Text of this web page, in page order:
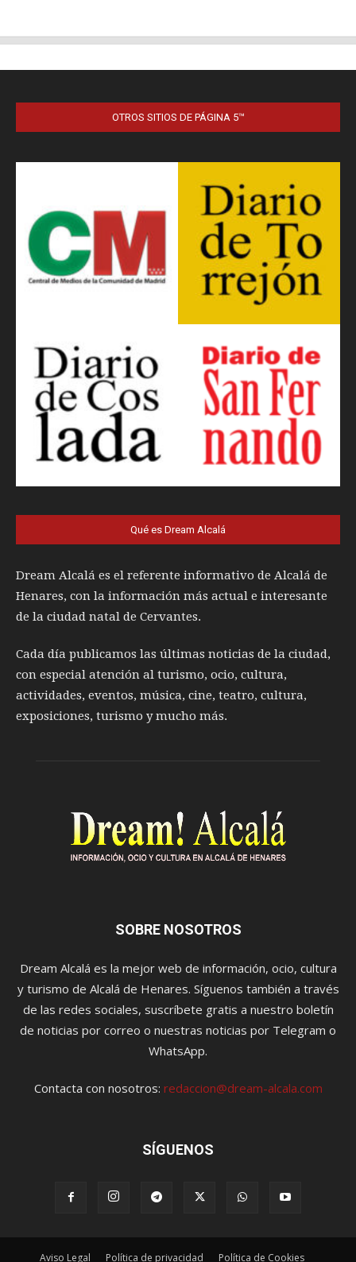
OTROS SITIOS DE PÁGINA 5™
Qué es Dream Alcalá
Dream Alcalá es el referente informativo de Alcalá de
Henares, con la información más actual e interesante
de la ciudad natal de Cervantes.
Cada día publicamos las últimas noticias de la ciudad,
con especial atención al turismo, ocio, cultura,
actividades, eventos, música, cine, teatro, cultura,
exposiciones, turismo y mucho más.
SOBRE NOSOTROS
Dream Alcalá es la mejor web de información, ocio, cultura
y turismo de Alcalá de Henares. Síguenos también a través
de las redes sociales, suscríbete gratis a nuestro boletín
de noticias por correo o nuestras noticias por Telegram o
WhatsApp.
Contacta con nosotros: redaccion@dream-alcala.com
SÍGUENOS
Aviso Legal Política de privacidad Política de Cookies